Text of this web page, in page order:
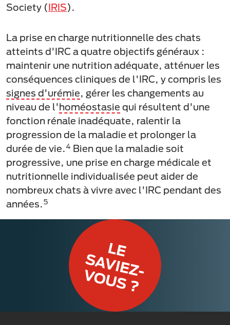
Society (IRIS).
La prise en charge nutritionnelle des chats
atteints d'IRC a quatre objectifs généraux :
maintenir une nutrition adéquate, atténuer les
conséquences cliniques de l'IRC, y compris les
signes d'urémie, gérer les changements au
niveau de l'homéostasie qui résultent d'une
fonction rénale inadéquate, ralentir la
progression de la maladie et prolonger la
durée de vie.4 Bien que la maladie soit
progressive, une prise en charge médicale et
nutritionnelle individualisée peut aider de
nombreux chats à vivre avec l'IRC pendant des
années.5